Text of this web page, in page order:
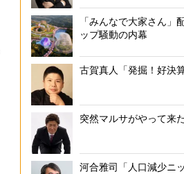
「みんなで大家さん」
ップ騒動の内幕
古賀真人「発掘！好決算
突然マルサがやって来
河合雅司「人口減少ニ